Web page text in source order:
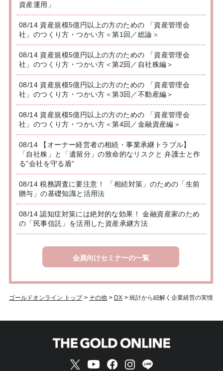
資産運用」
08/14 資産規模5億円以上の方のための 「資産管理会
社」のつくり方・つかい方＜第1回／総論＞
08/14 資産規模5億円以上の方のための 「資産管理会
社」のつくり方・つかい方＜第2回／自社株編＞
08/14 資産規模5億円以上の方のための 「資産管理会
社」のつくり方・つかい方＜第3回／不動産編＞
08/14 資産規模5億円以上の方のための 「資産管理会
社」のつくり方・つかい方＜第4回／金融資産編＞
08/14 【オーナー経営者の相続・事業承継トラブル】
「自社株」と「遺留分」の致命的なリスクと 弁護士と作
る”会社を守る盾”
08/14 税務調査に要注意！ 「相続対策」のための「生前
贈与」の基礎知識と活用法
08/14 認知症対策には絶対的な効果！ 金融資産家のため
の「民事信託」を活用した資産承継方法
会員向けセミナーの一覧
ゴールドオンライン トップ > その他 > DX > 統計から紐解く企業経営の実情